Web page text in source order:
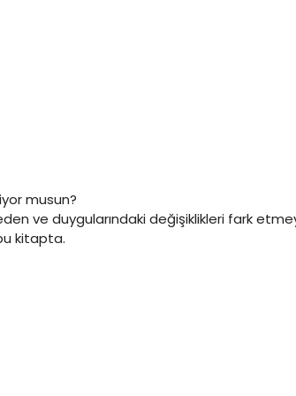
musun?
ve duygularındaki değişiklikleri fark
kitapta.